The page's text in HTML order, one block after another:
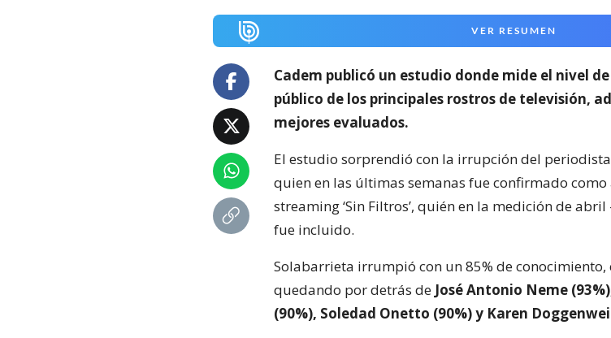
VER RESUMEN
Cadem publicó un estudio donde mide el nivel
público de los principales rostros de televisión,
mejores evaluados.
El estudio sorprendió con la irrupción del periodista
quien en las últimas semanas fue confirmado
streaming ‘Sin Filtros’, quién en la medición de
fue incluido.
Solabarrieta irrumpió con un 85% de
quedando por detrás de José Antonio Neme
(90%), Soledad Onetto (90%) y Karen